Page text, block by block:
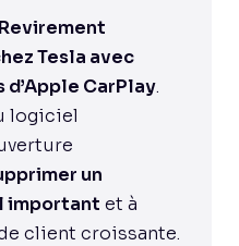
Revirement
Tesla avec
CarPlay.
logiciel
un
important et à
client croissante.